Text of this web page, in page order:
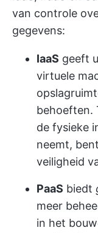
van controle
gegevens:
IaaS geeft
virtuele
behoeften.
de fysieke
neemt,
veiligheid
PaaS biedt
meer
in het